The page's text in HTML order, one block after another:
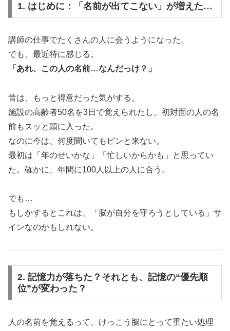
1. はじめに：「名前が出てこない」が増えた…
講師の仕事でたくさんの人に会うようになった。
でも、最近特に感じる。
「あれ、この人の名前…なんだっけ？」
昔は、もっと得意だった気がする。
施設の高齢者50名を3日で覚えられたし、初対面の人の名
前もスッと頭に入った。
なのに今は、何度聞いてもピンと来ない。
最初は「年のせいかな」「忙しいからかも」と思ってい
た。確かに、年間に100人以上の人に合う。
でも…
もしかするとこれは、「脳が自分を守ろうとしている」サ
インなのかもしれない。
2. 記憶力が落ちた？それとも、記憶の“優先順
位”が変わった？
人の名前を覚えるって、けっこう脳にとって重たい処理